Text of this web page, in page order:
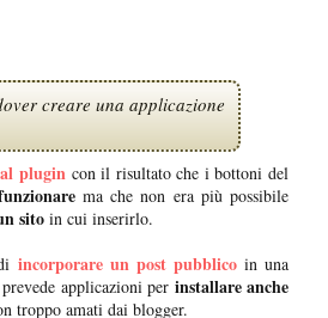
creare una applicazione
plugin con il risultato che i bottoni del
ma che non era più possibile
sito in cui inserirlo.
incorporare un post pubblicoin una
applicazioni per installare anche
troppo amati dai blogger.